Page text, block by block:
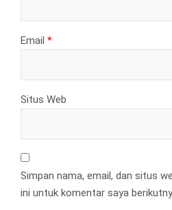
Email *
Situs Web
Simpan nama, email, dan situs
ini untuk komentar saya